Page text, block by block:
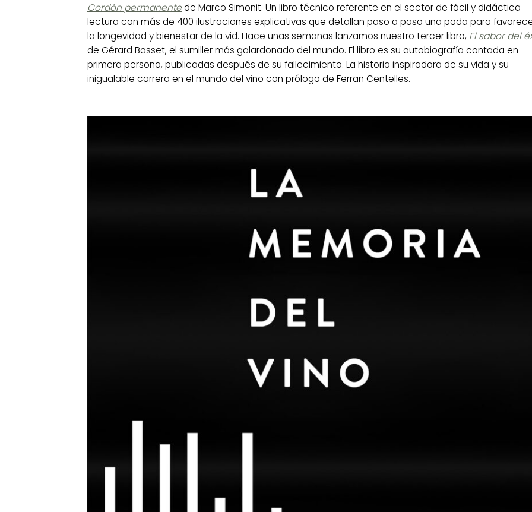
Cordón permanentede Marco Simonit. Un libro técnico referente en el sector de fácil y didáctica
lectura con más de 400 ilustraciones explicativas que detallan paso a paso una poda para
la longevidad y bienestar de la vid. Hace unas semanas lanzamos nuestro tercer libro, El sabor del
de Gérard Basset, el sumiller más galardonado del mundo. El libro es su autobiografía contada en
primera persona, publicadas después de su fallecimiento. La historia inspiradora de su vida y su
inigualable carrera en el mundo del vino con prólogo de Ferran Centelles.